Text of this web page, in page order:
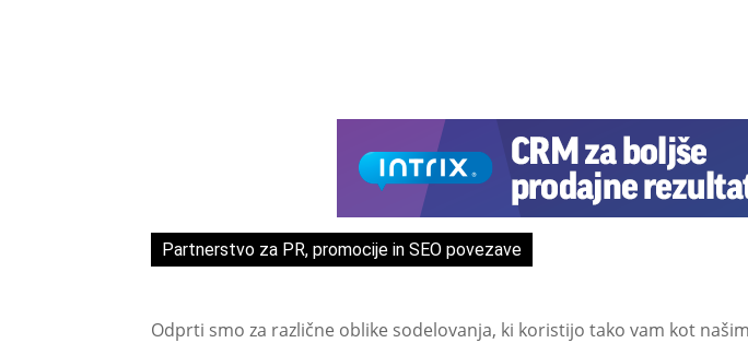
Partnerstvo za PR, promocije in SEO povezave
Odprti smo za različne oblike sodelovanja, ki koristijo tako vam kot